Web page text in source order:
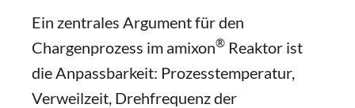
Ein zentrales Argument für den
Chargenprozess im amixon® Reaktor ist
die Anpassbarkeit: Prozesstemperatur,
Verweilzeit, Drehfrequenz der